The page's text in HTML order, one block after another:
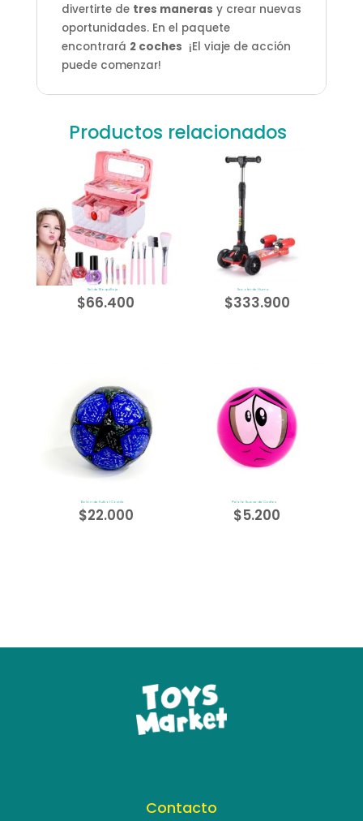
divertirte de tres maneras y crear nuevas
oportunidades. En el paquete
encontrará 2 coches ¡El viaje de acción
puede comenzar!
Productos relacionados
Set de Maquillaje
$66.400
Scooter de Humo
$333.900
Balón de Futbol Cocido
$22.000
Pelota Suave de Caritas
$5.200
Contacto